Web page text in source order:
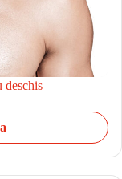
deschis